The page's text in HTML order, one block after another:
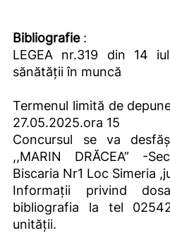
Bibliografie :
LEGEA nr.319 din 14
sănătății în muncă
Termenul limită de
27.05.2025.ora 15
Concursul se va
,,MARIN DRĂCEA” -
Biscaria Nr1 Loc Simeria
Informații privind
bibliografia la tel
unității.